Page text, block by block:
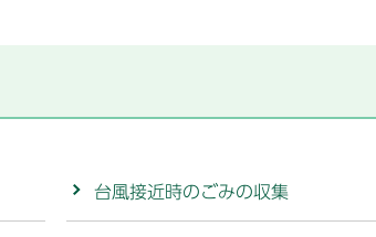
台風接近時のごみの収集